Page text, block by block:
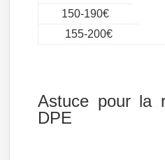
150-190€
155-200€
Astuce pour la
DPE